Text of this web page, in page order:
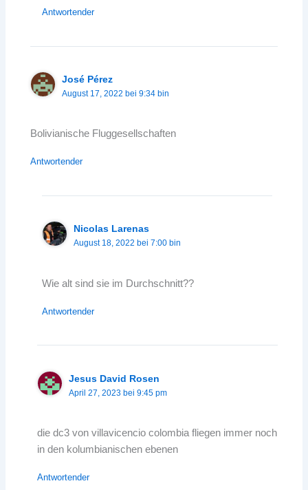
Antwortender
José Pérez
August 17, 2022 bei 9:34 bin
Bolivianische Fluggesellschaften
Antwortender
Nicolas Larenas
August 18, 2022 bei 7:00 bin
Wie alt sind sie im Durchschnitt??
Antwortender
Jesus David Rosen
April 27, 2023 bei 9:45 pm
die dc3 von villavicencio colombia fliegen immer noch
in den kolumbianischen ebenen
Antwortender